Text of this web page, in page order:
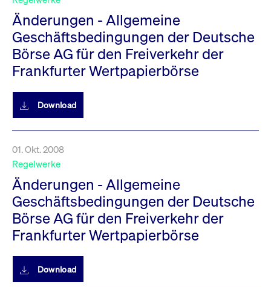
Änderungen - Allgemeine
Geschäftsbedingungen der Deutsche
Börse AG für den Freiverkehr der
Frankfurter Wertpapierbörse
Download
01. Okt. 2008
Regelwerke
Änderungen - Allgemeine
Geschäftsbedingungen der Deutsche
Börse AG für den Freiverkehr der
Frankfurter Wertpapierbörse
Download